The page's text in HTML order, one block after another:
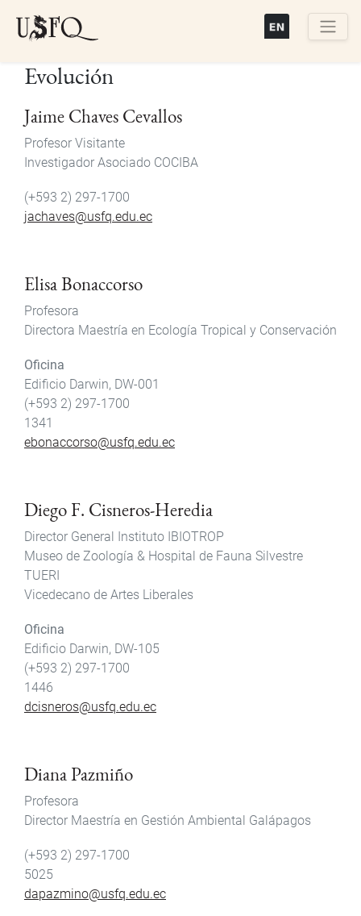
Evolución
Jaime Chaves Cevallos
Profesor Visitante
Investigador Asociado COCIBA
(+593 2) 297-1700
jachaves@usfq.edu.ec
Elisa Bonaccorso
Profesora
Directora Maestría en Ecología Tropical y Conservación
Oficina
Edificio Darwin, DW-001
(+593 2) 297-1700
1341
ebonaccorso@usfq.edu.ec
Diego F. Cisneros-Heredia
Director General Instituto IBIOTROP
Museo de Zoología & Hospital de Fauna Silvestre
TUERI
Vicedecano de Artes Liberales
Oficina
Edificio Darwin, DW-105
(+593 2) 297-1700
1446
dcisneros@usfq.edu.ec
Diana Pazmiño
Profesora
Director Maestría en Gestión Ambiental Galápagos
(+593 2) 297-1700
5025
dapazmino@usfq.edu.ec